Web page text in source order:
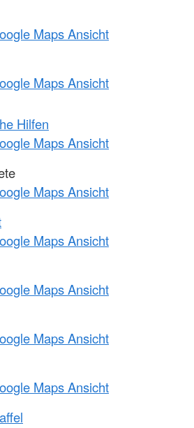
Maps Ansicht
Maps Ansicht
Hilfen
Maps Ansicht
Maps Ansicht
Maps Ansicht
Maps Ansicht
Maps Ansicht
Maps Ansicht